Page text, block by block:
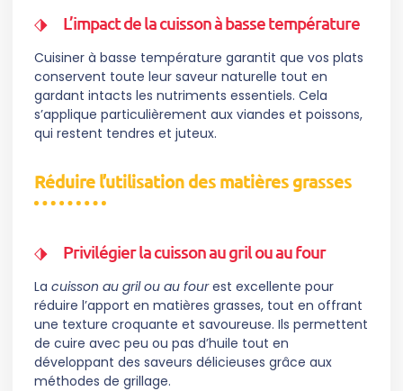
L’impact de la cuisson à basse température
Cuisiner à basse température garantit que vos plats
conservent toute leur saveur naturelle tout en
gardant intacts les nutriments essentiels. Cela
s’applique particulièrement aux viandes et poissons,
qui restent tendres et juteux.
Réduire l’utilisation des matières grasses
Privilégier la cuisson au gril ou au four
La cuisson au gril ou au fourest excellente pour
réduire l’apport en matières grasses, tout en offrant
une texture croquante et savoureuse. Ils permettent
de cuire avec peu ou pas d’huile tout en
développant des saveurs délicieuses grâce aux
méthodes de grillage.